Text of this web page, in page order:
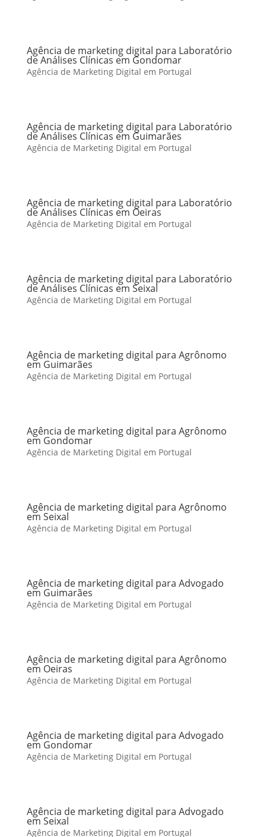
Agência de marketing digital para Laboratório
de Análises Clínicas em Gondomar
Agência de Marketing Digital em Portugal
Agência de marketing digital para Laboratório
de Análises Clínicas em Guimarães
Agência de Marketing Digital em Portugal
Agência de marketing digital para Laboratório
de Análises Clínicas em Oeiras
Agência de Marketing Digital em Portugal
Agência de marketing digital para Laboratório
de Análises Clínicas em Seixal
Agência de Marketing Digital em Portugal
Agência de marketing digital para Agrônomo
em Guimarães
Agência de Marketing Digital em Portugal
Agência de marketing digital para Agrônomo
em Gondomar
Agência de Marketing Digital em Portugal
Agência de marketing digital para Agrônomo
em Seixal
Agência de Marketing Digital em Portugal
Agência de marketing digital para Advogado
em Guimarães
Agência de Marketing Digital em Portugal
Agência de marketing digital para Agrônomo
em Oeiras
Agência de Marketing Digital em Portugal
Agência de marketing digital para Advogado
em Gondomar
Agência de Marketing Digital em Portugal
Agência de marketing digital para Advogado
em Seixal
Agência de Marketing Digital em Portugal